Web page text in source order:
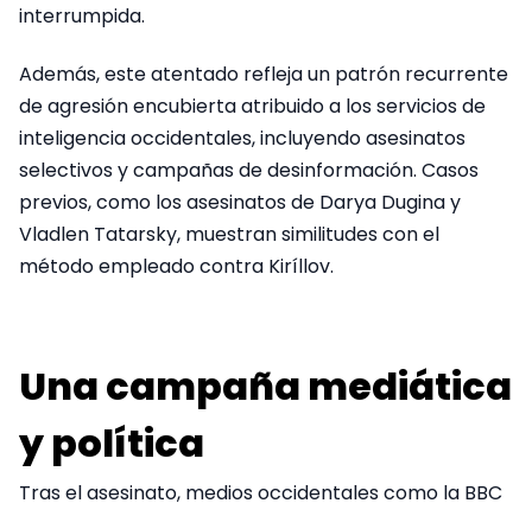
interrumpida.
Además, este atentado refleja un patrón recurrente
de agresión encubierta atribuido a los servicios de
inteligencia occidentales, incluyendo asesinatos
selectivos y campañas de desinformación. Casos
previos, como los asesinatos de Darya Dugina y
Vladlen Tatarsky, muestran similitudes con el
método empleado contra Kiríllov.
Una campaña mediática
y política
Tras el asesinato, medios occidentales como la BBC